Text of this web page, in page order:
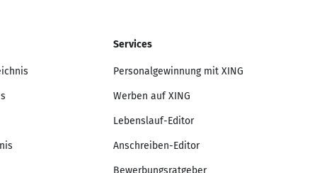
Services
Personalgewinnung mit XING
Werben auf XING
Lebenslauf-Editor
Anschreiben-Editor
Bewerbungsratgeber